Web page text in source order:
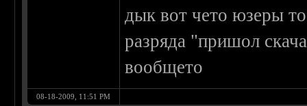
дык вот чето юзеры
разряда "пришол
вообщето
08-18-2009, 11:51 PM